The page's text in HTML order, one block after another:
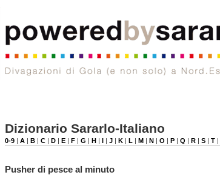
Dizionario Sararlo-Italiano
0-9| A| B| C| D| E| F| G | H| I| J| K| L | M| N| O | P| Q | R| S| T|
Pusher di pesce al minuto